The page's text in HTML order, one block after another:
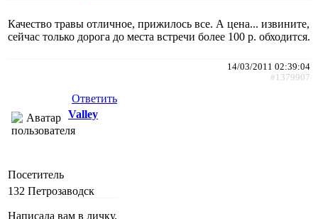
Качество травы отличное, прижилось все. А цена... извините,
сейчас только дорога до места встречи более 100 р. обходится.
14/03/2011 02:39:04
#1379907
Ответить
Valley
Посетитель
132 Петрозаводск
Написала вам в личку.